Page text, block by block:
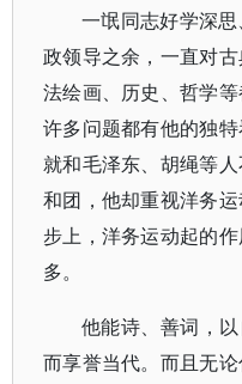
一氓同志好学深
政领导之余，一直对
法绘画、历史、哲学
许多问题都有他的独
就和毛泽东、胡绳等
和团，他却重视洋务
步上，洋务运动起的
多。
他能诗、善词，
而享誉当代。而且无